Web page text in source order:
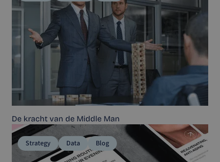
De kracht van de Middle Man
Strategy Data Blog